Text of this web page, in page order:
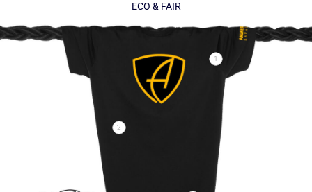
ECO & FAIR
1
2